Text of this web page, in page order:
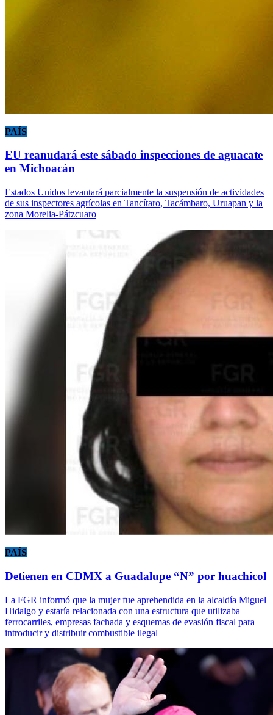
PAÍS
EU reanudará este sábado inspecciones de aguacate
en Michoacán
Estados Unidos levantará parcialmente la suspensión de actividades
de sus inspectores agrícolas en Tancítaro, Tacámbaro, Uruapan y la
zona Morelia-Pátzcuaro
PAÍS
Detienen en CDMX a Guadalupe “N” por huachicol
La FGR informó que la mujer fue aprehendida en la alcaldía Miguel
Hidalgo y estaría relacionada con una estructura que utilizaba
ferrocarriles, empresas fachada y esquemas de evasión fiscal para
introducir y distribuir combustible ilegal